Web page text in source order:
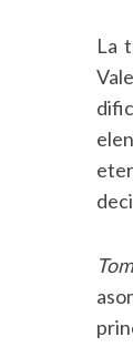
La